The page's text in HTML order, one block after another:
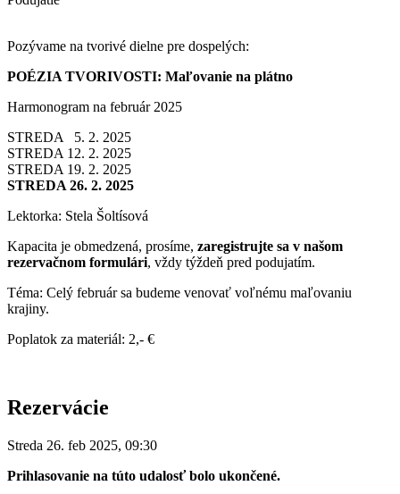
Pozývame na tvorivé dielne pre dospelých:
POÉZIA TVORIVOSTI: Maľovanie na plátno
Harmonogram na február 2025
STREDA 5. 2. 2025
STREDA 12. 2. 2025
STREDA 19. 2. 2025
STREDA 26. 2. 2025
Lektorka: Stela Šoltísová
Kapacita je obmedzená, prosíme, zaregistrujte sa v našom
rezervačnom formulári, vždy týždeň pred podujatím.
Téma: Celý február sa budeme venovať voľnému maľovaniu
krajiny.
Poplatok za materiál: 2,- €
Rezervácie
Streda 26. feb 2025, 09:30
Prihlasovanie na túto udalosť bolo ukončené.